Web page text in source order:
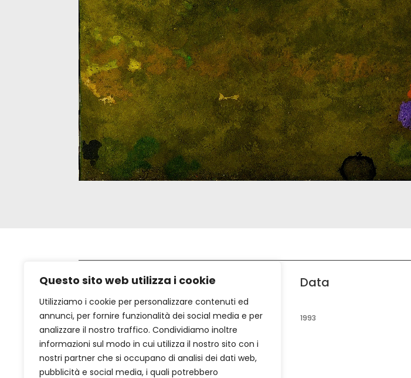
Questo sito web utilizza i cookie
Utilizziamo i cookie per personalizzare contenuti ed
annunci, per fornire funzionalità dei social media e per
analizzare il nostro traffico. Condividiamo inoltre
informazioni sul modo in cui utilizza il nostro sito con i
nostri partner che si occupano di analisi dei dati web,
pubblicità e social media, i quali potrebbero
Titolo opera
Paesaggio
dell'anima
Data
1993